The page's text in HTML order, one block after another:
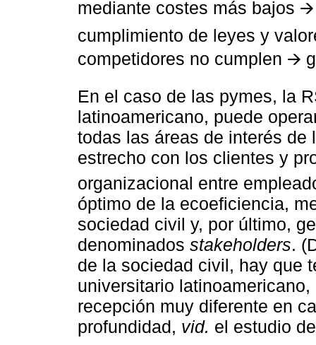
mediante costes más bajos
cumplimiento de leyes y
competidores no cumplen 🡪
En el caso de las pymes, la
latinoamericano, puede
todas las áreas de interés
estrecho con los clientes y
organizacional entre
óptimo de la ecoeficiencia,
sociedad civil y, por último,
denominados stakeholders.
de la sociedad civil, hay que
universitario
recepción muy diferente en
profundidad, vid. el estudio